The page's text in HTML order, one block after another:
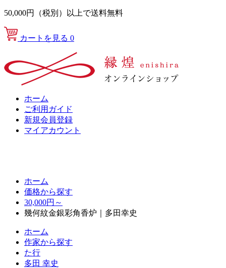
50,000円（税別）以上で送料無料
カートを見る 0
ホーム
ご利用ガイド
新規会員登録
マイアカウント
ホーム
価格から探す
30,000円～
幾何紋金銀彩角香炉｜多田幸史
ホーム
作家から探す
た行
多田 幸史